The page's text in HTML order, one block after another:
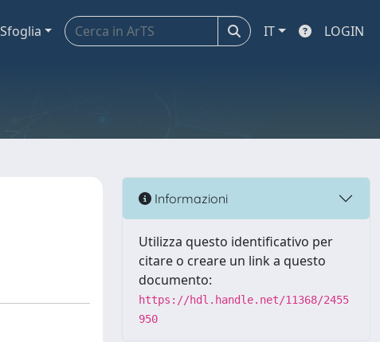
Sfoglia IT LOGIN
Informazioni
Utilizza questo identificativo per
citare o creare un link a questo
documento:
https://hdl.handle.net/11368/2455
950